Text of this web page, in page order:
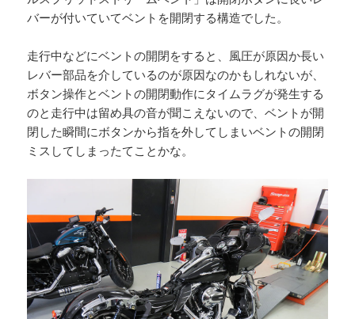
バーが付いていてベントを開閉する構造でした。
走行中などにベントの開閉をすると、風圧が原因か長い
レバー部品を介しているのが原因なのかもしれないが、
ボタン操作とベントの開閉動作にタイムラグが発生する
のと走行中は留め具の音が聞こえないので、ベントが開
閉した瞬間にボタンから指を外してしまいベントの開閉
ミスしてしまったてことかな。